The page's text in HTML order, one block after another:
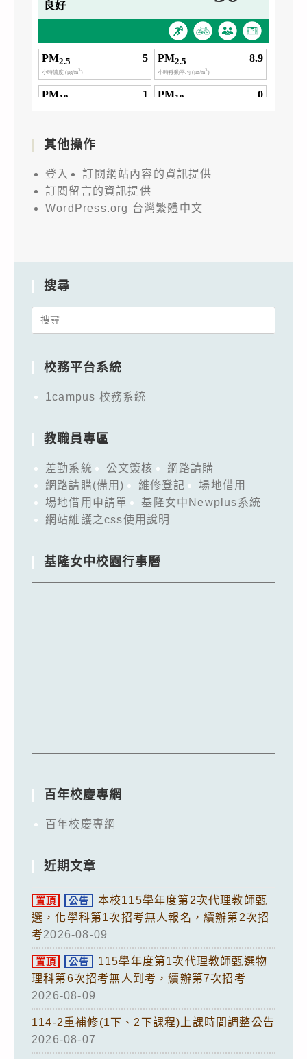
其他操作
登入
訂閱網站內容的資訊提供
訂閱留言的資訊提供
WordPress.org 台灣繁體中文
搜尋
Search
校務平台系統
1campus 校務系統
教職員專區
差勤系統 公文簽核
網路請購
網路請購(備用)
維修登記
場地借用
場地借用申請單
基隆女中Newplus系統
網站維護之css使用說明
基隆女中校園行事曆
百年校慶專網
百年校慶專網
近期文章
置頂 公告
本校115學年度第2次代理教師甄
選，化學科第1次招考無人報名，續辦第2次招
考2026-08-09
置頂 公告
115學年度第1次代理教師甄選物
理科第6次招考無人到考，續辦第7次招考
2026-08-09
114-2重補修(1下、2下課程)上課時間調整公告
2026-08-07